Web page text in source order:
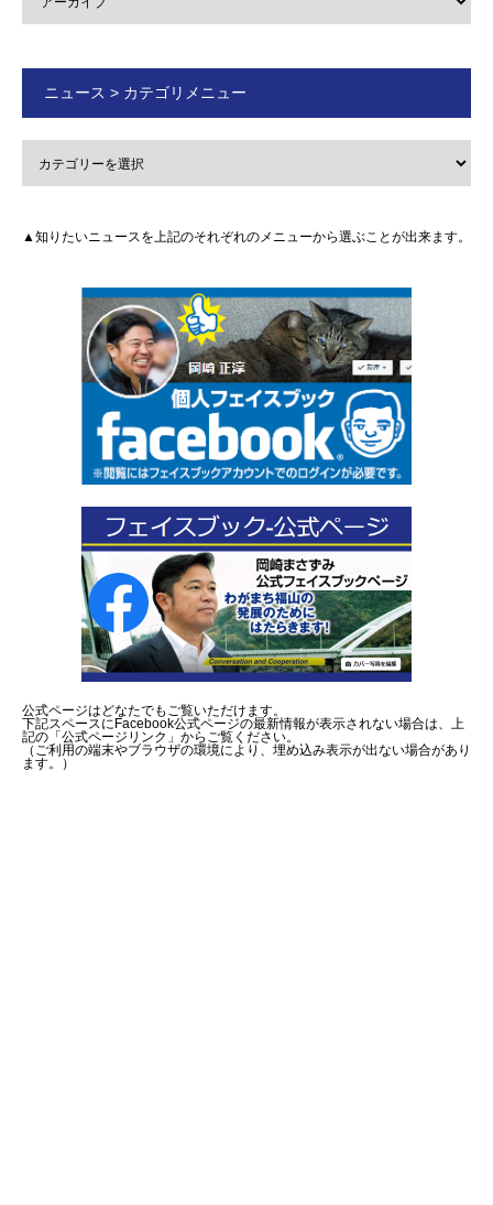
ニュース > カテゴリメニュー
▲知りたいニュースを上記のそれぞれのメニューから選ぶことが出来ます。
公式ページはどなたでもご覧いただけます。
下記スペースにFacebook公式ページの最新情報が表示されない場合は、上
記の「公式ページリンク」からご覧ください。
（ご利用の端末やブラウザの環境により、埋め込み表示が出ない場合があり
ます。）